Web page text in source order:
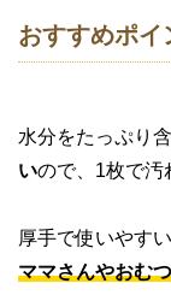
おすすめポイ
水分をたっぷり
いので、1枚で汚
厚手で使いやす
ママさんやおむ